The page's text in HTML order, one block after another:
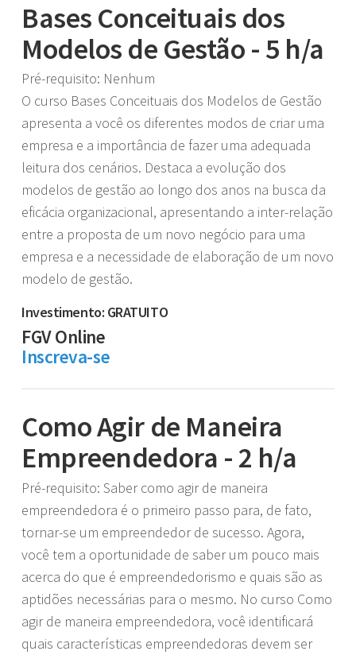
Bases Conceituais dos
Modelos de Gestão - 5 h/a
Pré-requisito: Nenhum
O curso Bases Conceituais dos Modelos de Gestão
apresenta a você os diferentes modos de criar uma
empresa e a importância de fazer uma adequada
leitura dos cenários. Destaca a evolução dos
modelos de gestão ao longo dos anos na busca da
eficácia organizacional, apresentando a inter-relação
entre a proposta de um novo negócio para uma
empresa e a necessidade de elaboração de um novo
modelo de gestão.
Investimento: GRATUITO
FGV Online
Inscreva-se
Como Agir de Maneira
Empreendedora - 2 h/a
Pré-requisito: Saber como agir de maneira
empreendedora é o primeiro passo para, de fato,
tornar-se um empreendedor de sucesso. Agora,
você tem a oportunidade de saber um pouco mais
acerca do que é empreendedorismo e quais são as
aptidões necessárias para o mesmo. No curso Como
agir de maneira empreendedora, você identificará
quais características empreendedoras devem ser